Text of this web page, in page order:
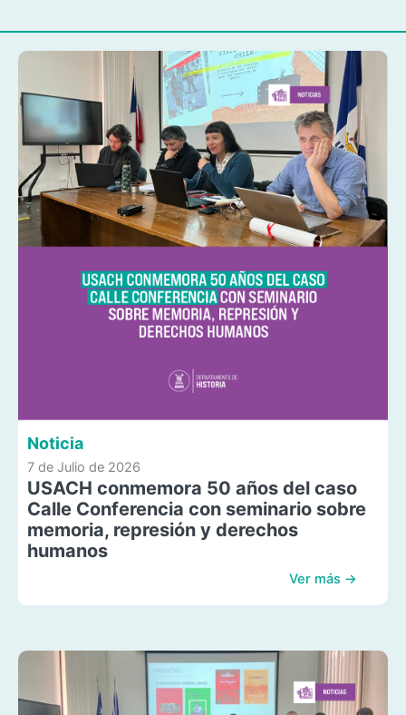
Noticia
7 de Julio de 2026
USACH conmemora 50 años del caso
Calle Conferencia con seminario sobre
memoria, represión y derechos
humanos
Ver más →